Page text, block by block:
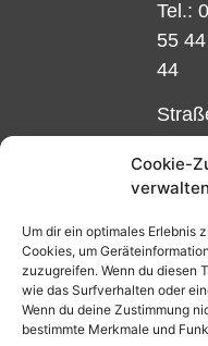
Cookie-
verwalten
Um dir ein optimales Erlebnis
Cookies, um
zuzugreifen. Wenn du diesen
wie das Surfverhalten oder
Wenn du deine Zustimmung
bestimmte Merkmale und
Tel.:
55 44
44
und
Beltz-
Platz
oder